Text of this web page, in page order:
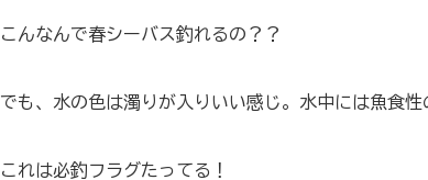
こんなんで春シーバス釣れるの？？
でも、水の色は濁りが入りいい感じ。水中には魚食
これは必釣フラグたってる！